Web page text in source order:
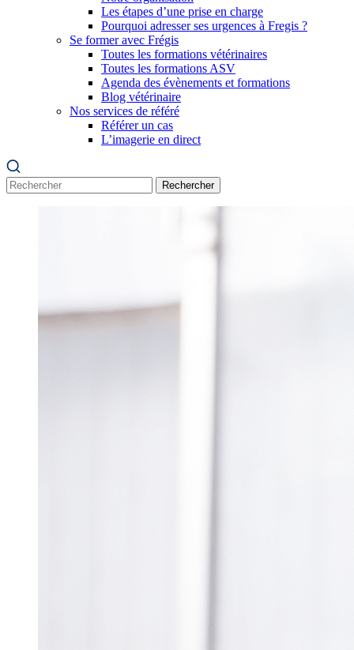
Les étapes d’une prise en charge
Pourquoi adresser ses urgences à Fregis ?
Se former avec Frégis
Toutes les formations vétérinaires
Toutes les formations ASV
Agenda des évènements et formations
Blog vétérinaire
Nos services de référé
Référer un cas
L’imagerie en direct
Rechercher